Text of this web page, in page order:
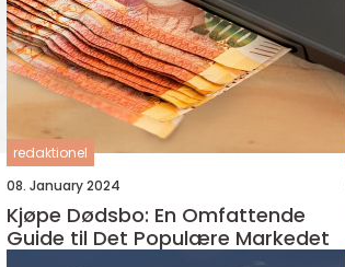
redaktionel
08. January 2024
Kjøpe Dødsbo: En Omfattende
Guide til Det Populære Markedet